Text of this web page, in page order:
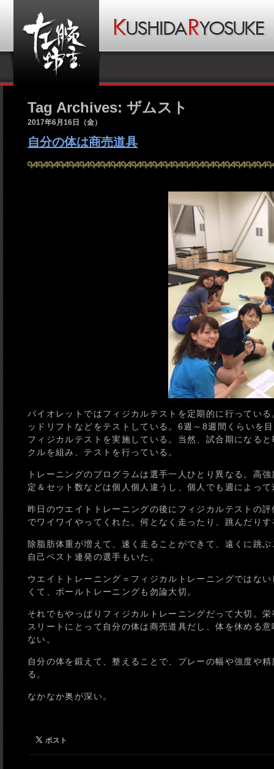
Tag Archives: ザムスト
2017年6月16日（金）
自分の体は商売道具
バイオレットではフィジカルテストを定期的に行ってい
ッドリフトなどをテストしている。6週～8週間くらいを
フィジカルテストを実施している。当然、試合期になる
クルを組み、テストを行っている。
トレーニングのプログラムは選手一人ひとり異なる。高
定＆セット数などは個人個人違うし、個人でも週によって
昨日のウエイトトレーニングの後にフィジカルテストの
でワイワイやってくれた。何となく走ったり、跳んだり
除脂肪体重が増えて、速く走ることができて、遠くに跳
自己ベスト連発の選手もいた。
ウエイトトレーニング＝フィジカルトレーニングではな
くて、ボールトレーニングも勿論大切。
それでもやっぱりフィジカルトレーニングだって大切。
スリートにとって自分の体は商売道具だし、体を休める
ない。
自分の体を鍛えて、整えることで、プレーの幅や強度や
る。
なかなか奥が深い。